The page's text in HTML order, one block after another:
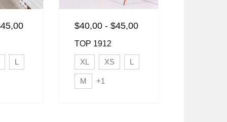
45,00
L
$40,00 - $45,00
TOP 1912
XL XS L
M +1